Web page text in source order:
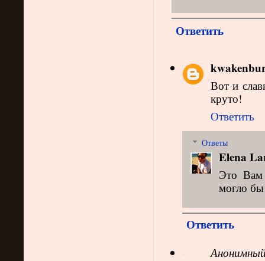
Ответить
Вот и
круто!
Ответить
Ответы
Elena
Это Вам
могло
Ответить